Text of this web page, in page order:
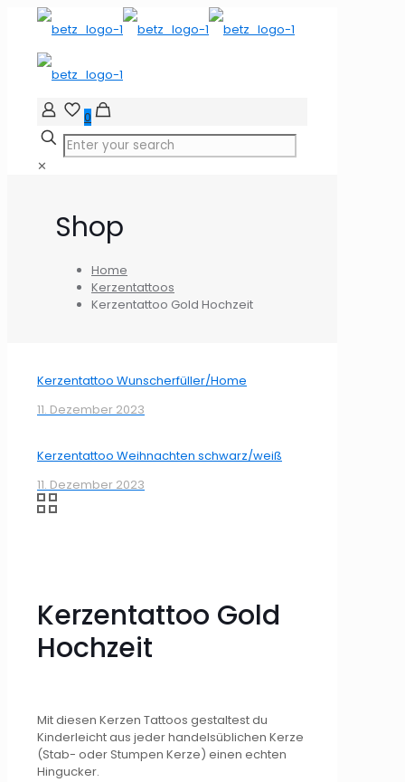
0
✕
Shop
Home
Kerzentattoos
Kerzentattoo Gold Hochzeit
Kerzentattoo Wunscherfüller/Home
11. Dezember 2023
Kerzentattoo Weihnachten schwarz/weiß
11. Dezember 2023
Kerzentattoo Gold
Hochzeit
Mit diesen Kerzen Tattoos gestaltest du
Kinderleicht aus jeder handelsüblichen Kerze
(Stab- oder Stumpen Kerze) einen echten
Hingucker.